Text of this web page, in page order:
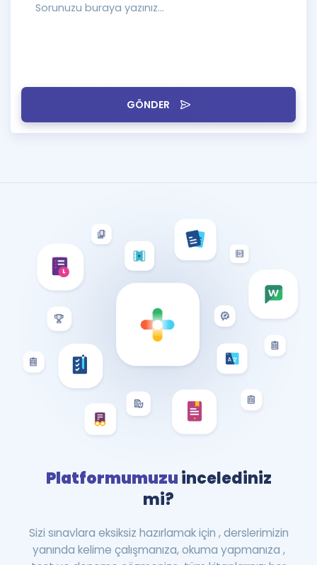
GÖNDER
Platformumuzuincelediniz
mi?
Sizi sınavlara eksiksiz hazırlamak için , derslerimizin
yanında kelime çalışmanıza, okuma yapmanıza ,